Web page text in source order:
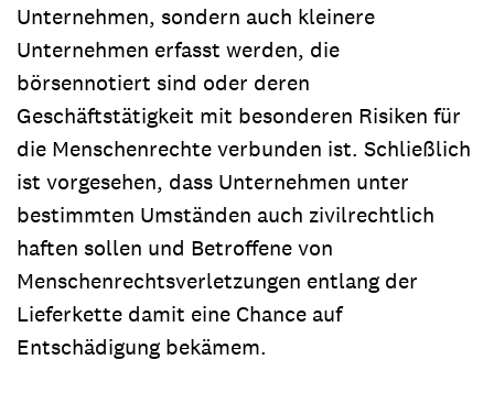
Unternehmen, sondern auch kleinere
Unternehmen erfasst werden, die
börsennotiert sind oder deren
Geschäftstätigkeit mit besonderen Risiken für
die Menschenrechte verbunden ist. Schließlich
ist vorgesehen, dass Unternehmen unter
bestimmten Umständen auch zivilrechtlich
haften sollen und Betroffene von
Menschenrechtsverletzungen entlang der
Lieferkette damit eine Chance auf
Entschädigung bekämem.